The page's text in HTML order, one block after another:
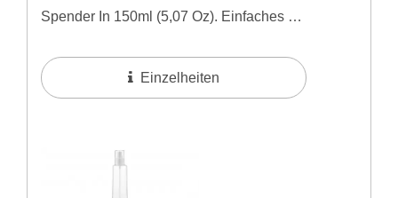
Spender In 150ml (5,07 Oz). Einfaches &
Hautpflegeprodukte. Vorschlag Zur
Anwendung...
Einzelheiten